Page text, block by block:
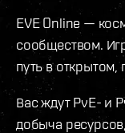
EVE Online —
сообществом.
путь в
Вас ждут PvE- и
добыча